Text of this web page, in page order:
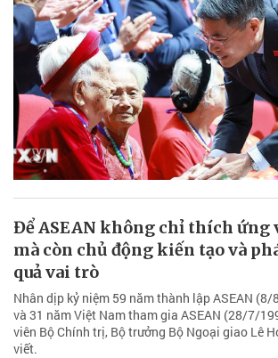
Để ASEAN không chỉ thích ứng
mà còn chủ động kiến tạo và
quả vai trò
Nhân dịp kỷ niệm 59 năm thành lập ASEAN
và 31 năm Việt Nam tham gia ASEAN (28/7/
viên Bộ Chính trị, Bộ trưởng Bộ Ngoại giao Lê
viết.